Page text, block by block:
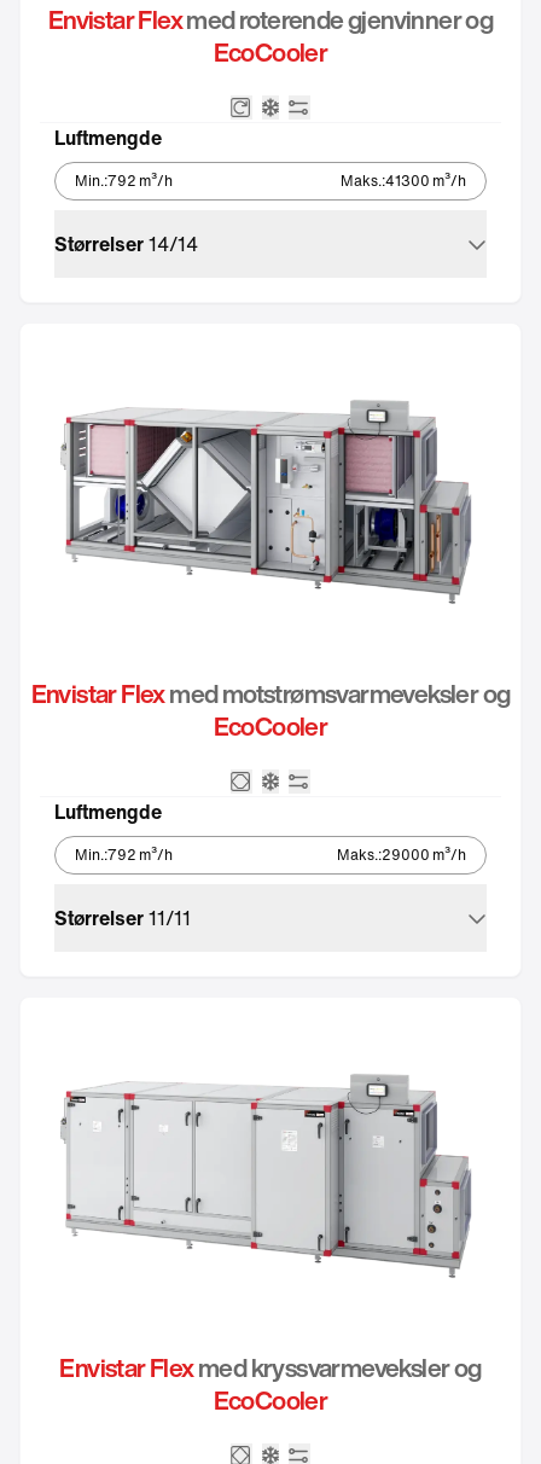
Envistar Flexmed roterende gjenvinner og
EcoCooler
Luftmengde
Min.:792 m³/h Maks.:41300 m³/h
Størrelser14/14
Envistar Flexmed motstrømsvarmeveksler og
EcoCooler
Luftmengde
Min.:792 m³/h Maks.:29000 m³/h
Størrelser11/11
Envistar Flexmed kryssvarmeveksler og
EcoCooler